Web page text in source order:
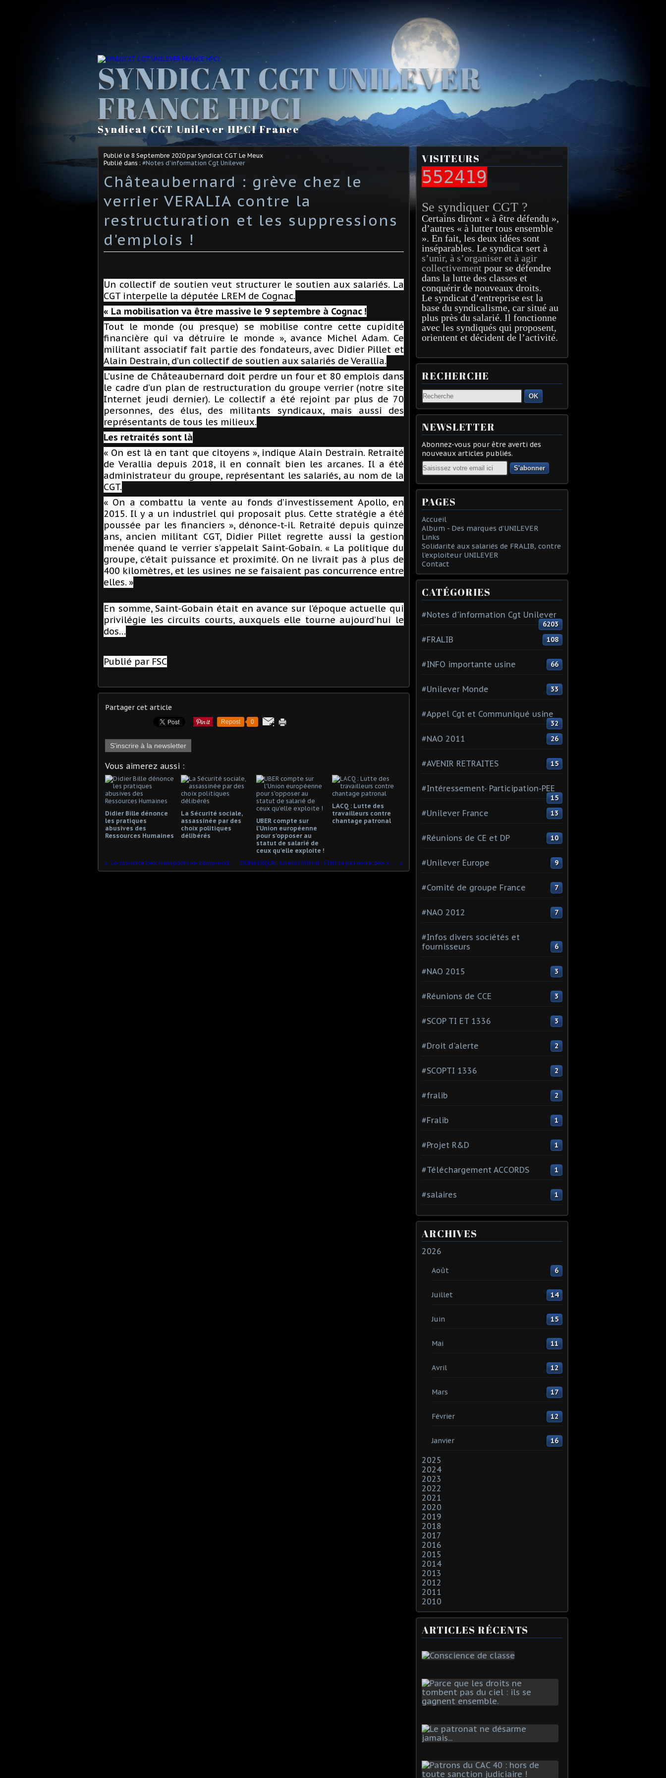
SYNDICAT CGT UNILEVER
FRANCE HPCI
Syndicat CGT Unilever HPCI France
Publié le 8 Septembre 2020 par Syndicat CGT Le Meux
Publié dans : #Notes d'information Cgt Unilever
Châteaubernard : grève chez le
verrier VERALIA contre la
restructuration et les suppressions
d'emplois !
Un collectif de soutien veut structurer le soutien aux salariés. La
CGT interpelle la députée LREM de Cognac.
« La mobilisation va être massive le 9 septembre à Cognac !
Tout le monde (ou presque) se mobilise contre cette cupidité
financière qui va détruire le monde », avance Michel Adam. Ce
militant associatif fait partie des fondateurs, avec Didier Pillet et
Alain Destrain, d’un collectif de soutien aux salariés de Verallia.
L’usine de Châteaubernard doit perdre un four et 80 emplois dans
le cadre d’un plan de restructuration du groupe verrier (notre site
Internet jeudi dernier). Le collectif a été rejoint par plus de 70
personnes, des élus, des militants syndicaux, mais aussi des
représentants de tous les milieux.
Les retraités sont là
« On est là en tant que citoyens », indique Alain Destrain. Retraité
de Verallia depuis 2018, il en connaît bien les arcanes. Il a été
administrateur du groupe, représentant les salariés, au nom de la
CGT.
« On a combattu la vente au fonds d’investissement Apollo, en
2015. Il y a un industriel qui proposait plus. Cette stratégie a été
poussée par les financiers », dénonce-t-il. Retraité depuis quinze
ans, ancien militant CGT, Didier Pillet regrette aussi la gestion
menée quand le verrier s’appelait Saint-Gobain. « La politique du
groupe, c’était puissance et proximité. On ne livrait pas à plus de
400 kilomètres, et les usines ne se faisaient pas concurrence entre
elles. »
En somme, Saint-Gobain était en avance sur l’époque actuelle qui
privilégie les circuits courts, auxquels elle tourne aujourd’hui le
dos…
Publié par FSC
Partager cet article
Repost 0
S'inscrire à la newsletter
Vous aimerez aussi :
Didier Bille dénonce
les pratiques
abusives des
Ressources Humaines
La Sécurité sociale,
assassinée par des
choix politiques
délibérés
UBER compte sur
l'Union européenne
pour s'opposer au
statut de salarié de
ceux qu'elle exploite !
LACQ : Lutte des
travailleurs contre
chantage patronal
Le ministre des transports ne comprends pas ! DUNKERQUE, Arcelor Mittal : FINI la patience des salariés !
VISITEURS
552419
Se syndiquer CGT ?
Certains diront « à être défendu »,
d’autres « à lutter tous ensemble
». En fait, les deux idées sont
inséparables. Le syndicat sert à
s’unir, à s’organiser et à agir
collectivement pour se défendre
dans la lutte des classes et
conquérir de nouveaux droits.
Le syndicat d’entreprise est la
base du syndicalisme, car situé au
plus près du salarié. Il fonctionne
avec les syndiqués qui proposent,
orientent et décident de l’activité.
RECHERCHE
OK
NEWSLETTER
Abonnez-vous pour être averti des
nouveaux articles publiés.
Email
PAGES
Accueil
Album - Des marques d'UNILEVER
Links
Solidarité aux salariés de FRALIB, contre
l'exploiteur UNILEVER
Contact
CATÉGORIES
#Notes d'information Cgt Unilever
6203
#FRALIB 108
#INFO importante usine 66
#Unilever Monde 33
#Appel Cgt et Communiqué usine
32
#NAO 2011 26
#AVENIR RETRAITES 15
#Intéressement- Participation-PEE
15
#Unilever France 13
#Réunions de CE et DP 10
#Unilever Europe 9
#Comité de groupe France 7
#NAO 2012 7
#Infos divers sociétés et
fournisseurs
6
#NAO 2015 3
#Réunions de CCE 3
#SCOP TI ET 1336 3
#Droit d'alerte 2
#SCOPTI 1336 2
#fralib 2
#Fralib 1
#Projet R&D 1
#Téléchargement ACCORDS 1
#salaires 1
ARCHIVES
2026
Août 6
Juillet 14
Juin 15
Mai 11
Avril 12
Mars 17
Février 12
Janvier 16
2025
2024
2023
2022
2021
2020
2019
2018
2017
2016
2015
2014
2013
2012
2011
2010
ARTICLES RÉCENTS